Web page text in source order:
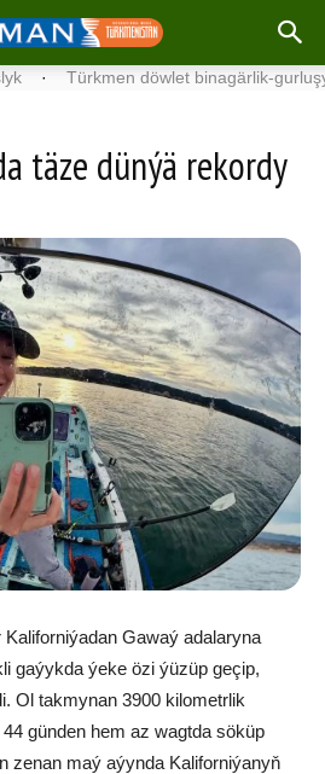
Türkmen döwlet binagärlik-gurluşyk
täze dünýä rekordy
Gawaý adalaryna
gaýykda ýeke özi ýüzüp geçip,
Ol takmynan 3900 kilometrlik
günden hem az wagtda söküp
zenan maý aýynda Kaliforniýanyň